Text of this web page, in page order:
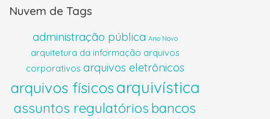
Nuvem de Tags
administração pública Ano Novo
arquitetura da informação arquivos
corporativos arquivos eletrônicos
arquivos físicosarquivística
assuntos regulatórios bancos